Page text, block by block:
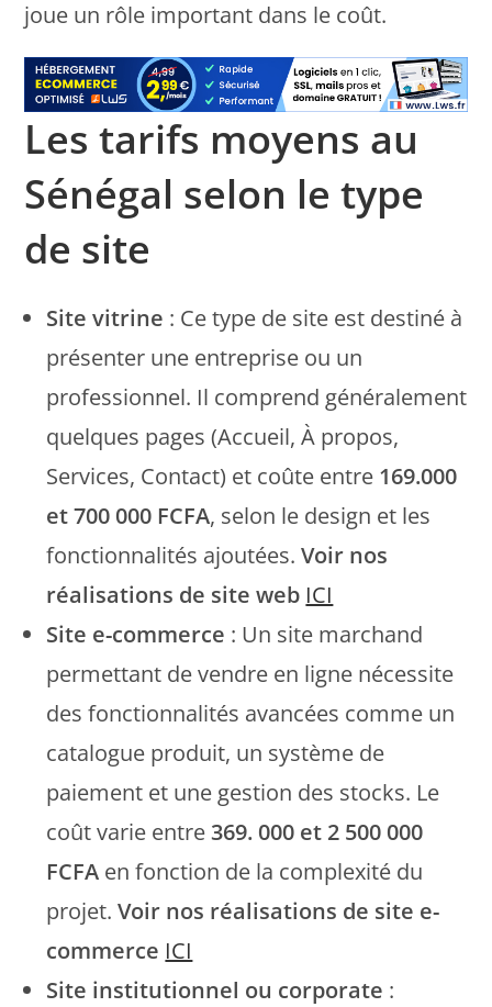
joue un rôle important dans le coût.
Les tarifs moyens au
Sénégal selon le type
de site
Site vitrine : Ce type de site est destiné à
présenter une entreprise ou un
professionnel. Il comprend généralement
quelques pages (Accueil, À propos,
Services, Contact) et coûte entre 169.000
et 700 000 FCFA, selon le design et les
fonctionnalités ajoutées.Voir nos
réalisations de site web ICI
Site e-commerce : Un site marchand
permettant de vendre en ligne nécessite
des fonctionnalités avancées comme un
catalogue produit, un système de
paiement et une gestion des stocks. Le
coût varie entre369. 000 et 2 500 000
FCFA en fonction de la complexité du
projet.Voir nos réalisations de site e-
commerce ICI
Site institutionnel ou corporate :